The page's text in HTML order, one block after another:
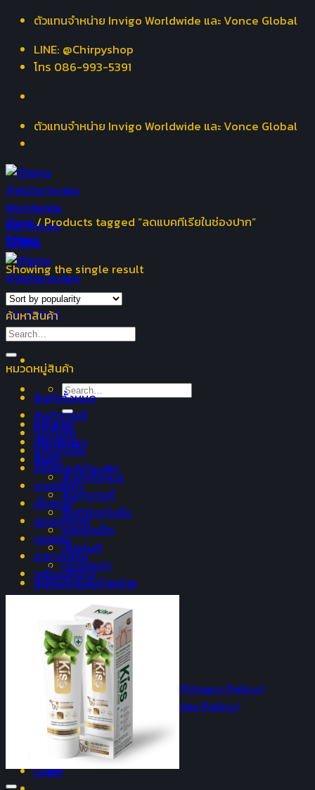
Skip
content
ตัวแทนจำหน่าย Invigo Worldwide และ Vonce Global
LINE: @Chirpyshop
โทร 086-993-5391
ตัวแทนจำหน่าย Invigo Worldwide และ Vonce Global
Search
for:
หน้าแรก
เกี่ยวกับเรา
สินค้า
สินค้าทั้งหมด
สินค้าขายดี
สินค้าโปรโมชั่น
ชุดหน้าเด็ก
เซ็ตหุ่นดี
ปวดข้อเข่า
สมัครตัวแทนจำหน่าย
วิธีการสั่งซื้อ
ยืนยันการชำระเงิน
เงื่อนไขการรับประกัน
คำถามที่พบบ่อย
นโยบายความเป็นส่วนตัว (Privacy Policy)
นโยบายการใช้คุกกี้ (Cookies Policy)
ติดต่อเรา
รายการโปรด +
Login
Shop/Products tagged “ลดแบคทีเรียในช่องปาก”
Filter
Showing the single result
ค้นหาสินค้า
Search
for:
หมวดหมู่สินค้า
สินค้าทั้งหมด
สินค้าขายดี
โปรโมชั่น
ชุดหน้าเด็ก
ครีมรักแร้บำรุงผิว
ปวดข้อเข่า
เซ็ตหุ่นดี
ดูแลรถยนต์
ดูแลผม
อาหารเสริม
เครื่องสำอาง